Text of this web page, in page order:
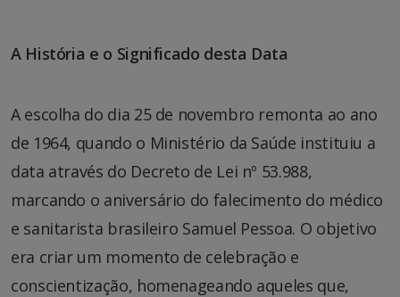
A História e o Significado desta Data
A escolha do dia 25 de novembro remonta ao ano
de 1964, quando o Ministério da Saúde instituiu a
data através do Decreto de Lei nº 53.988,
marcando o aniversário do falecimento do médico
e sanitarista brasileiro Samuel Pessoa. O objetivo
era criar um momento de celebração e
conscientização, homenageando aqueles que,